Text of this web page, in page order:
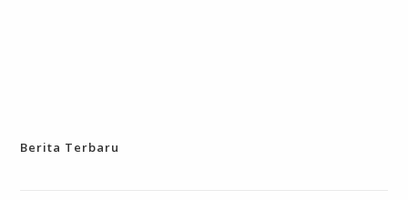
Berita Terbaru